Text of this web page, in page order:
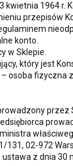
kwietnia 1964 r.
przepisów
konto.
w Sklepie.
który jest
– osoba fizyczna
przez
131, 02-972
ustawa z dnia 30